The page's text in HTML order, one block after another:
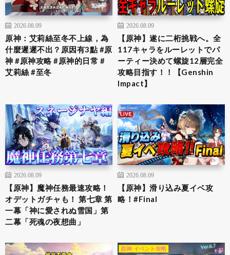
2026.08.09
原神：艾莉絲至冬不上線，為
什麼遲遲不出？原因有3點 #原
神 #原神攻略 #原神的日常 #
艾莉絲 #至冬
2026.08.09
【原神】遂に二桁挑戦へ。全
117キャラをルーレットでパ
ーティー決めて螺旋12層完全
攻略目指す！！【Genshin
Impact】
2026.08.09
【原神】魔神任務最速攻略！
オデットガチャも！ 第七章 第
一幕「神に愛されぬ雪国」第
二幕「死魂の夜想曲」
2026.08.09
【原神】滑り込み夏イベ攻
略！#Final